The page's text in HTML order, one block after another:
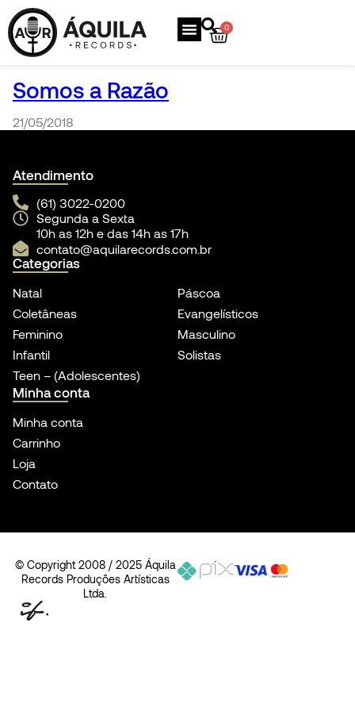
0
Somos a Razão
21/05/2018
Atendimento
(61) 3022-0200
Segunda a Sexta
10h as 12h e das 14h as 17h
contato@aquilarecords.com.br
Categorias
Natal
Páscoa
Coletâneas
Evangelísticos
Feminino
Masculino
Infantil
Solistas
Teen – (Adolescentes)
Minha conta
Minha conta
Carrinho
Loja
Contato
© Copyright 2008 / 2025 Áquila
Records Produções Artísticas
Ltda.